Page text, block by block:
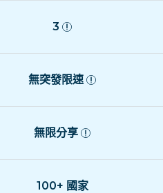
3
無突發限速
無限分享
100+ 國家